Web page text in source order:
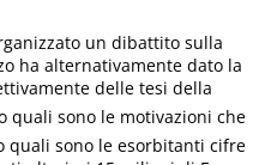
un dibattito sulla
ha alternativamente dato la
delle tesi della
quali sono le motivazioni che
quali sono le esorbitanti cifre